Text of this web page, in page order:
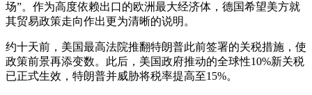
场”。作为高度依赖出口的欧洲最大经济体，德国希望美方就
其贸易政策走向作出更为清晰的说明。
约十天前，美国最高法院推翻特朗普此前签署的关税措施，使
政策前景再添变数。此后，美国政府推动的全球性10%新关税
已正式生效，特朗普并威胁将税率提高至15%。